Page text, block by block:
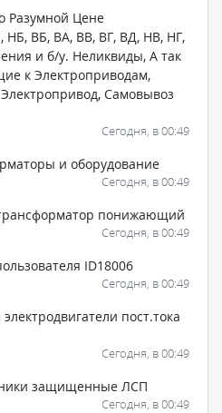
Разумной Цене
ВБ, ВА, ВВ, ВГ, ВД, НВ, НГ,
и б/у. Неликвиды, А так
к Электроприводам,
Самовывоз
Сегодня, в 00:49
и оборудование
Сегодня, в 00:49
понижающий
Сегодня, в 00:49
ID18006
Сегодня, в 00:49
пост.тока
Сегодня, в 00:49
защищенные ЛСП
Сегодня, в 00:49